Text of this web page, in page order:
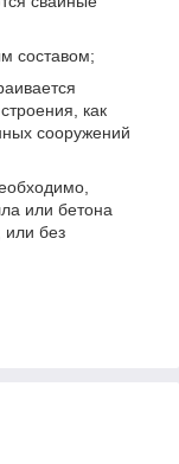
составом;
как
сооружений
или бетона
или без